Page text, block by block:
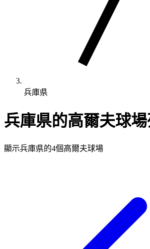
兵庫県
兵庫県的高爾夫球
顯示兵庫県的4個高爾夫球場